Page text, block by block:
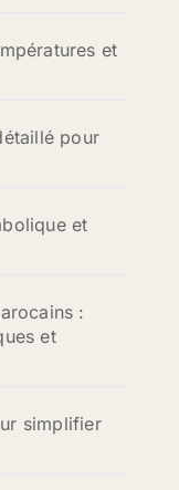
et
pour
et
:
et
simplifier